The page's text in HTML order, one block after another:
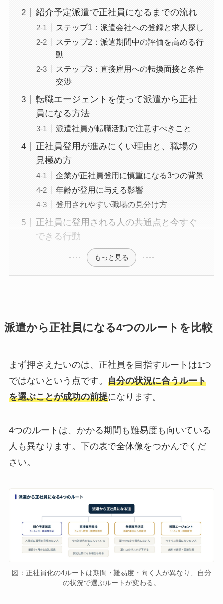
紹介予定派遣で正社員になるまでの流れ
ステップ1：派遣会社への登録と求人探し
ステップ2：派遣期間中の評価を高める行
動
ステップ3：直接雇用への転換面接と条件
交渉
転職エージェントを使って派遣から正社
員になる方法
派遣社員が転職活動で注意すべきこと
正社員登用が進みにくい理由と、職場の
見極め方
企業が正社員登用に慎重になる3つの背景
年齢が登用に与える影響
登用されやすい職場の見分け方
正社員に登用される人の共通点と今すぐ
できる行動
もっと見る
派遣から正社員になる4つのルートを比較
まず押さえたいのは、正社員を目指すルートは1つ
ではないという点です。 自分の状況に合うルート
を選ぶことが成功の前提になります。
4つのルートは、かかる期間も難易度も向いている
人も異なります。下の表で全体像をつかんでくだ
さい。
図：正社員化の4ルートは期間・難易度・向く人が異なり、自分
の状況で選ぶルートが変わる。